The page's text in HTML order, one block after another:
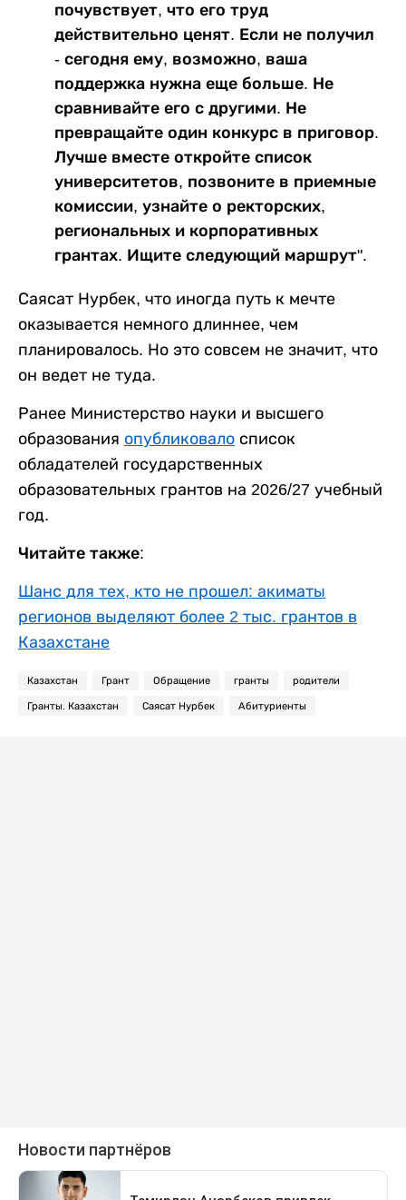
почувствует, что его труд
действительно ценят. Если не получил
- сегодня ему, возможно, ваша
поддержка нужна еще больше. Не
сравнивайте его с другими. Не
превращайте один конкурс в приговор.
Лучше вместе откройте список
университетов, позвоните в приемные
комиссии, узнайте о ректорских,
региональных и корпоративных
грантах. Ищите следующий маршрут".
Саясат Нурбек, что иногда путь к мечте
оказывается немного длиннее, чем
планировалось. Но это совсем не значит, что
он ведет не туда.
Ранее Министерство науки и высшего
образования опубликовало список
обладателей государственных
образовательных грантов на 2026/27 учебный
год.
Читайте также:
Шанс для тех, кто не прошел: акиматы
регионов выделяют более 2 тыс. грантов в
Казахстане
Казахстан Грант Обращение гранты родители
Гранты. Казахстан Саясат Нурбек Абитуриенты